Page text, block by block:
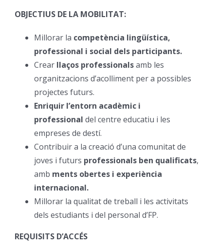
OBJECTIUS DE LA MOBILITAT:
Millorar la competència lingüística,
professional i social dels participants.
Crear llaços professionalsamb les
organitzacions d’acolliment per a possibles
projectes futurs.
Enriquir l’entorn acadèmic i
professional del centre educatiu i les
empreses de destí.
Contribuir a la creació d’una comunitat de
joves i futurs professionals ben qualificats,
amb ments obertes i experiència
internacional.
Millorar la qualitat de treball i les activitats
dels estudiants i del personal d’FP.
REQUISITS D’ACCÉS